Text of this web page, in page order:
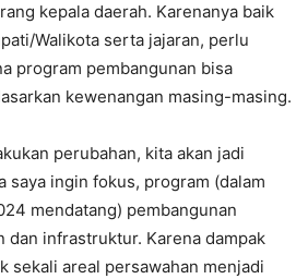
kepala daerah. Karenanya baik
Walikota serta jajaran, perlu
program pembangunan bisa
kewenangan masing-masing.
perubahan, kita akan jadi
saya ingin fokus, program (dalam
mendatang) pembangunan
dan infrastruktur. Karena dampak
sekali areal persawahan menjadi